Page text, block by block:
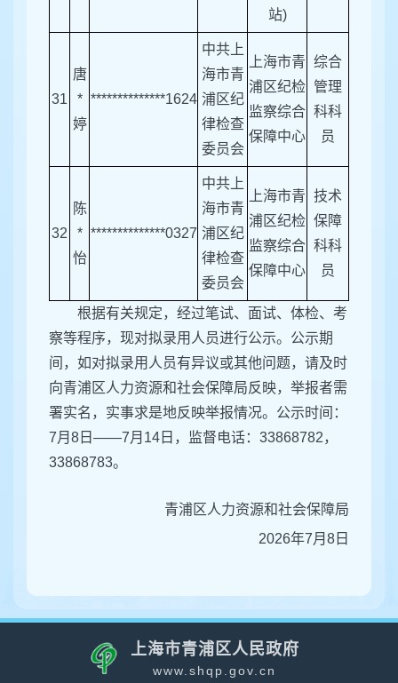
站)
31
唐
*
婷
**************1624
中共上
海市青
浦区纪
律检查
委员会
上海市青
浦区纪检
监察综合
保障中心
综合
管理
科科
员
32
陈
*
怡
**************0327
中共上
海市青
浦区纪
律检查
委员会
上海市青
浦区纪检
监察综合
保障中心
技术
保障
科科
员
根据有关规定，经过笔试、面试、体检、考
察等程序，现对拟录用人员进行公示。公示期
间，如对拟录用人员有异议或其他问题，请及时
向青浦区人力资源和社会保障局反映，举报者需
署实名，实事求是地反映举报情况。公示时间：
7月8日——7月14日，监督电话：33868782，
33868783。
青浦区人力资源和社会保障局
2026年7月8日
上海市青浦区人民政府
www.shqp.gov.cn